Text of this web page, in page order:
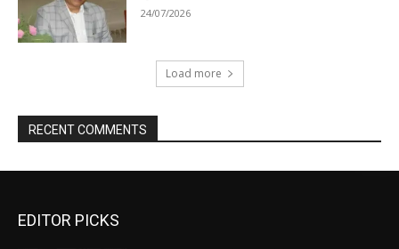
24/07/2026
Load more
RECENT COMMENTS
EDITOR PICKS